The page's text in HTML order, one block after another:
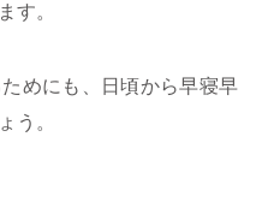
す。
めにも、日頃から早寝早
う。